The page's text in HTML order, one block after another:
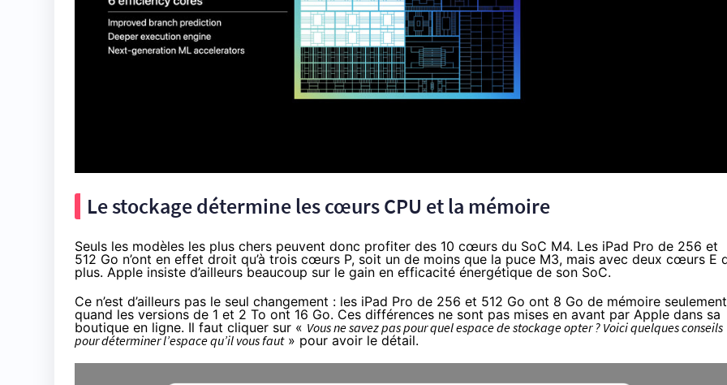
Le stockage détermine les cœurs CPU et la mémoire
Seuls les modèles les plus chers peuvent donc profiter des 10 cœurs du SoC M4. Les iPad Pro de 256 et
512 Go n’ont en effet droit qu’à trois cœurs P, soit un de moins que la puce M3, mais avec deux cœurs E
plus. Apple insiste d’ailleurs beaucoup sur le gain en efficacité énergétique de son SoC.
Ce n’est d’ailleurs pas le seul changement : les iPad Pro de 256 et 512 Go ont 8 Go de mémoire
quand les versions de 1 et 2 To ont 16 Go. Ces différences ne sont pas mises en avant par Apple dans sa
boutique en ligne. Il faut cliquer sur « Vous ne savez pas pour quel espace de stockage opter ? Voici quelques conseils
pour déterminer l’espace qu’il vous faut» pour avoir le détail.